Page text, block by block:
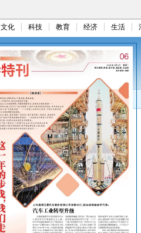
文化 科技 教育 经济 生活